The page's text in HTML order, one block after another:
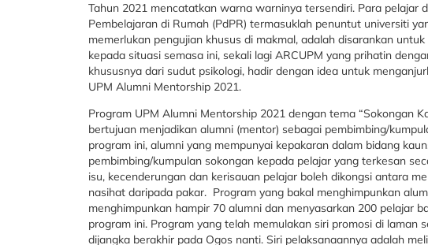
Tahun 2021 mencatatkan warna warninya tersendiri. Para pelajar
Pembelajaran di Rumah (PdPR) termasuklah penuntut universiti
memerlukan pengujian khusus di makmal, adalah disarankan
kepada situasi semasa ini, sekali lagi ARCUPM yang prihatin
khususnya dari sudut psikologi, hadir dengan idea untuk
UPM Alumni Mentorship 2021.
Program UPM Alumni Mentorship 2021 dengan tema “Sokongan
bertujuan menjadikan alumni (mentor) sebagai pembimbing/
program ini, alumni yang mempunyai kepakaran dalam bidang
pembimbing/kumpulan sokongan kepada pelajar yang terkesan
isu, kecenderungan dan kerisauan pelajar boleh dikongsi antara
nasihat daripada pakar. Program yang bakal menghimpunkan
menghimpunkan hampir 70 alumni dan menyasarkan 200 pelajar
program ini. Program yang telah memulakan siri promosi di laman
dijangka berakhir pada Ogos nanti. Siri pelaksanaannya adalah